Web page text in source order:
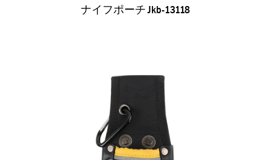
ナイフポーチ Jkb-13118